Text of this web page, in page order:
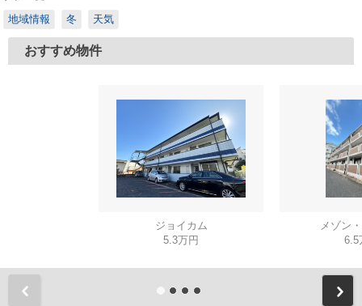
地域情報
冬 天気
おすすめ物件
ジョイカム
5.3万円
メゾン
6.5